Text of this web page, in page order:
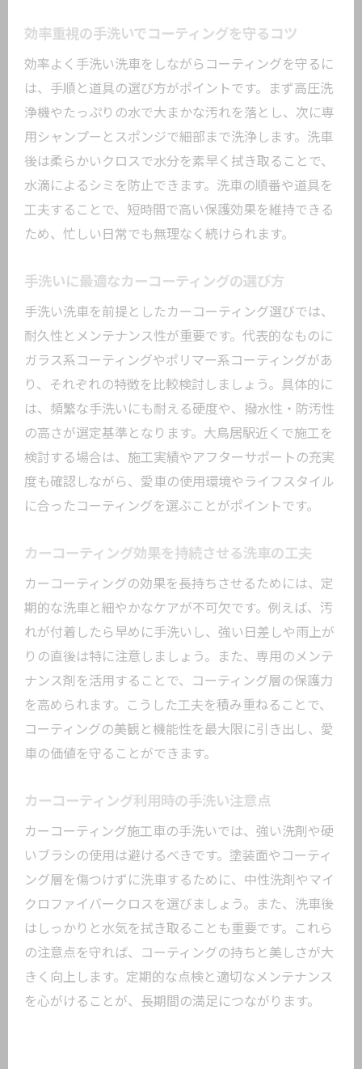
効率重視の手洗いでコーティングを守るコツ
効率よく手洗い洗車をしながらコーティングを守るに
は、手順と道具の選び方がポイントです。まず高圧洗
浄機やたっぷりの水で大まかな汚れを落とし、次に専
用シャンプーとスポンジで細部まで洗浄します。洗車
後は柔らかいクロスで水分を素早く拭き取ることで、
水滴によるシミを防止できます。洗車の順番や道具を
工夫することで、短時間で高い保護効果を維持できる
ため、忙しい日常でも無理なく続けられます。
手洗いに最適なカーコーティングの選び方
手洗い洗車を前提としたカーコーティング選びでは、
耐久性とメンテナンス性が重要です。代表的なものに
ガラス系コーティングやポリマー系コーティングがあ
り、それぞれの特徴を比較検討しましょう。具体的に
は、頻繁な手洗いにも耐える硬度や、撥水性・防汚性
の高さが選定基準となります。大鳥居駅近くで施工を
検討する場合は、施工実績やアフターサポートの充実
度も確認しながら、愛車の使用環境やライフスタイル
に合ったコーティングを選ぶことがポイントです。
カーコーティング効果を持続させる洗車の工夫
カーコーティングの効果を長持ちさせるためには、定
期的な洗車と細やかなケアが不可欠です。例えば、汚
れが付着したら早めに手洗いし、強い日差しや雨上が
りの直後は特に注意しましょう。また、専用のメンテ
ナンス剤を活用することで、コーティング層の保護力
を高められます。こうした工夫を積み重ねることで、
コーティングの美観と機能性を最大限に引き出し、愛
車の価値を守ることができます。
カーコーティング利用時の手洗い注意点
カーコーティング施工車の手洗いでは、強い洗剤や硬
いブラシの使用は避けるべきです。塗装面やコーティ
ング層を傷つけずに洗車するために、中性洗剤やマイ
クロファイバークロスを選びましょう。また、洗車後
はしっかりと水気を拭き取ることも重要です。これら
の注意点を守れば、コーティングの持ちと美しさが大
きく向上します。定期的な点検と適切なメンテナンス
を心がけることが、長期間の満足につながります。